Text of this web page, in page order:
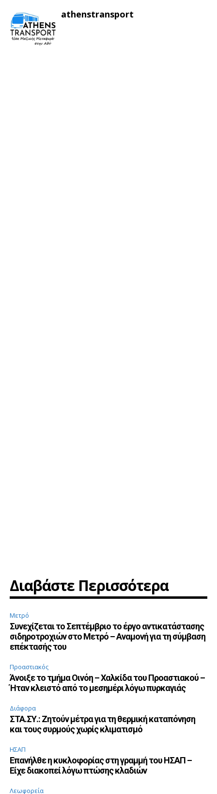
athenstransport
Διαβάστε Περισσότερα
Μετρό
Συνεχίζεται το Σεπτέμβριο το έργο αντικατάστασης
σιδηροτροχιών στο Μετρό – Αναμονή για τη σύμβαση
επέκτασής του
Προαστιακός
Άνοιξε το τμήμα Οινόη – Χαλκίδα του Προαστιακού –
Ήταν κλειστό από το μεσημέρι λόγω πυρκαγιάς
Διάφορα
ΣΤΑ.ΣΥ.: Ζητούν μέτρα για τη θερμική καταπόνηση
και τους συρμούς χωρίς κλιματισμό
ΗΣΑΠ
Επανήλθε η κυκλοφορίας στη γραμμή του ΗΣΑΠ –
Είχε διακοπεί λόγω πτώσης κλαδιών
Λεωφορεία